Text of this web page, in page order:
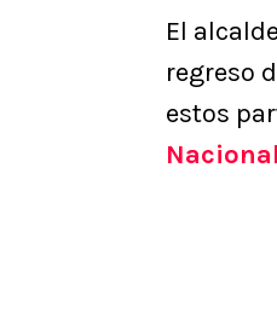
El
regreso
estos
Nacional